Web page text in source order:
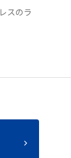
スのラ